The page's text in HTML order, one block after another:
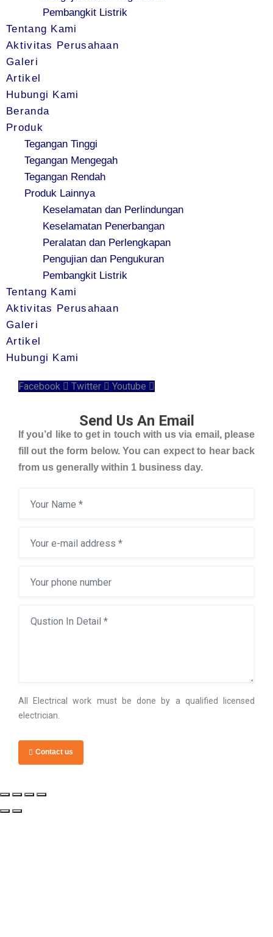
Pembangkit Listrik
Tentang Kami
Aktivitas Perusahaan
Galeri
Artikel
Hubungi Kami
Beranda
Produk
Tegangan Tinggi
Tegangan Mengegah
Tegangan Rendah
Produk Lainnya
Keselamatan dan Perlindungan
Keselamatan Penerbangan
Peralatan dan Perlengkapan
Pengujian dan Pengukuran
Pembangkit Listrik
Tentang Kami
Aktivitas Perusahaan
Galeri
Artikel
Hubungi Kami
Facebook Twitter Youtube
Send Us An Email
If you’d like to get in touch with us via email, please
fill out the form below. You can expect to hear back
from us generally within 1 business day.
All Electrical work must be done by a qualified licensed
electrician.
Contact us